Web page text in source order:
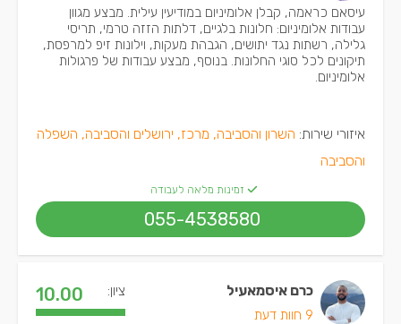
עיסאם כראמה, קבלן אלומיניום במודיעין עילית. מבצע מגוון
עבודות אלומיניום: חלונות בלגיים, דלתות הזזה טרמי, תריסי
גלילה, רשתות נגד יתושים, הגבהת מעקות, וילונות זיפ למרפסת,
תיקונים לכל סוגי החלונות. בנוסף, מבצע עבודות של פרגולות
אלומיניום.
איזורי שירות: השרון והסביבה, מרכז, ירושלים והסביבה, השפלה
והסביבה
זמינות מלאה לעבודה
055-4538580
כרם איסמאעיל
9 חוות דעת
ציון: 10.00